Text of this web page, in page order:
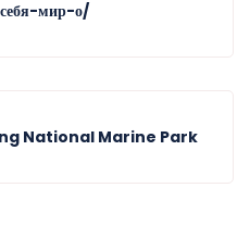
мир-о/
National Marine Park